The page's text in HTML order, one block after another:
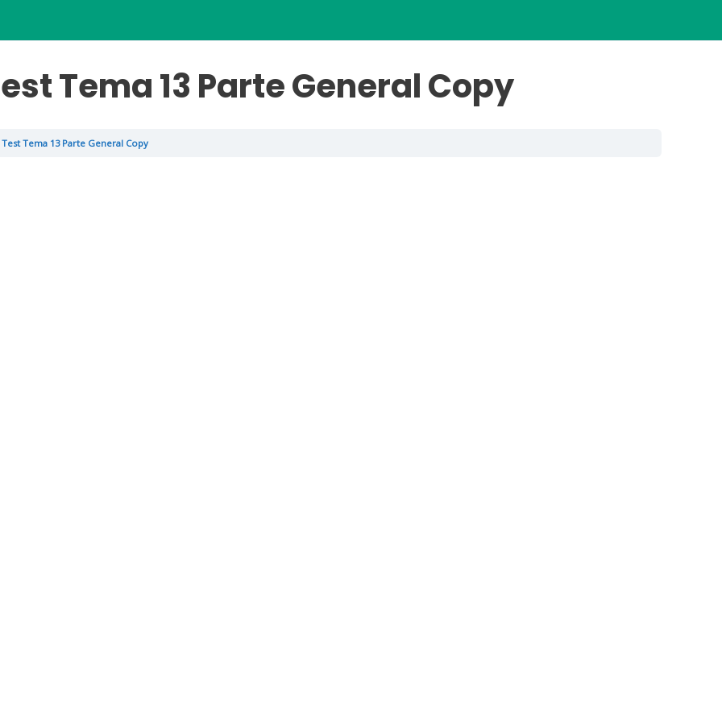
Tema 13 Parte General Copy
Test Tema 13 Parte General Copy